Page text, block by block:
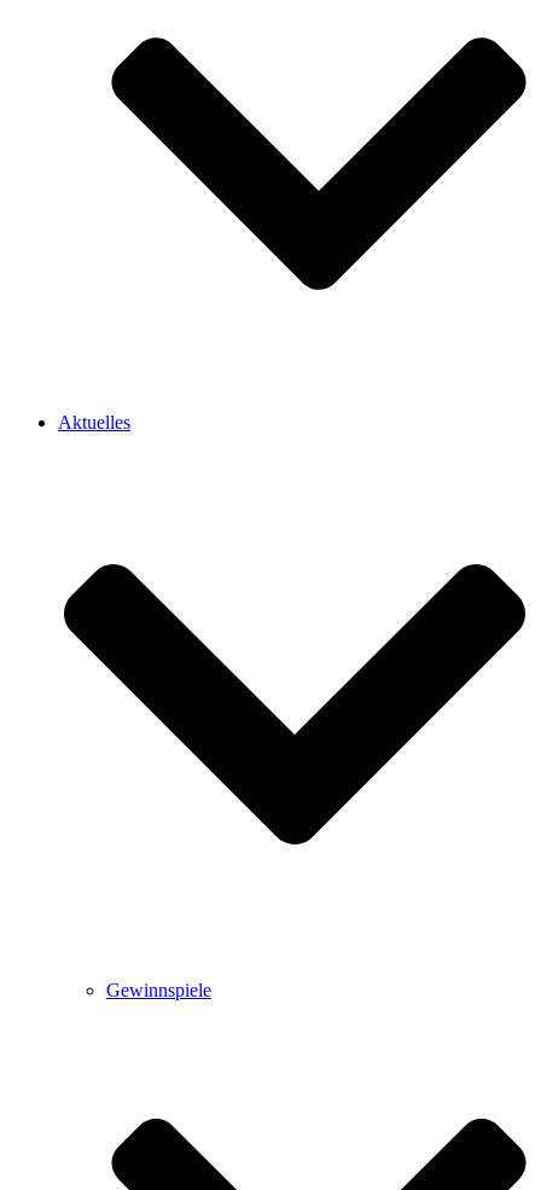
Aktuelles
Gewinnspiele